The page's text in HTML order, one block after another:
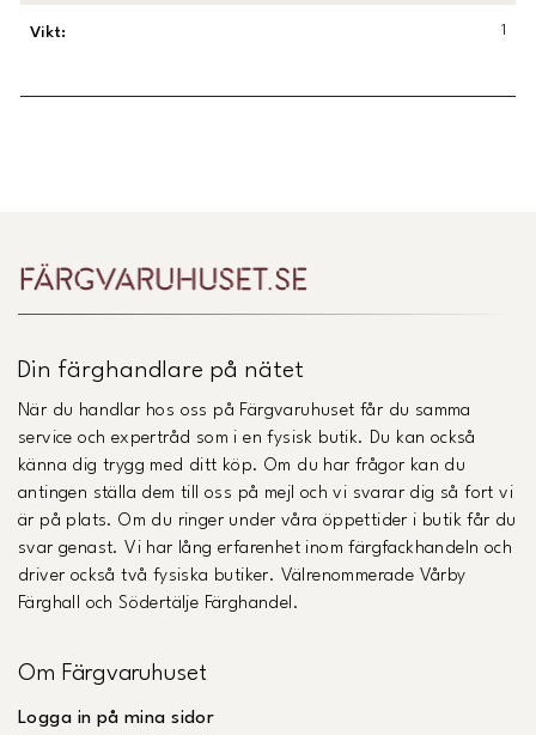
Vikt: 1
Din färghandlare på nätet
När du handlar hos oss på Färgvaruhuset får du samma
service och expertråd som i en fysisk butik. Du kan också
känna dig trygg med ditt köp. Om du har frågor kan du
antingen ställa dem till oss på mejl och vi svarar dig så fort vi
är på plats. Om du ringer under våra öppettider i butik får du
svar genast. Vi har lång erfarenhet inom färgfackhandeln och
driver också två fysiska butiker. Välrenommerade Vårby
Färghall och Södertälje Färghandel.
Om Färgvaruhuset
Logga in på mina sidor